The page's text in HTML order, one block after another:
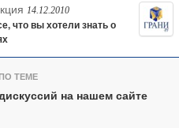
14.12.2010
что вы хотели знать о
ТЕМЕ
на нашем сайте